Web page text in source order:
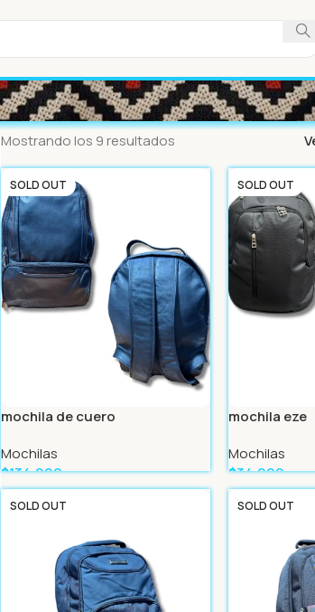
Mostrando los 9 resultados
SOLD OUT
mochila de cuero
Mochilas
$134.999
SOLD OUT
mochila eze
Mochilas
$34.999
SOLD OUT SOLD OUT